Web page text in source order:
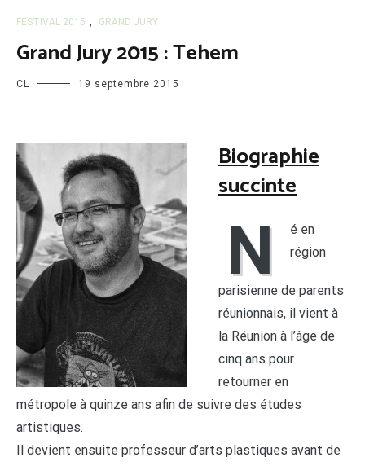
FESTIVAL 2015 , GRAND JURY
Grand Jury 2015 : Tehem
CL 19 septembre 2015
Biographie
succinte
N
é en
région
parisienne de parents
réunionnais, il vient à
la Réunion à l’âge de
cinq ans pour
retourner en
métropole à quinze ans afin de suivre des études
artistiques.
Il devient ensuite professeur d’arts plastiques avant de